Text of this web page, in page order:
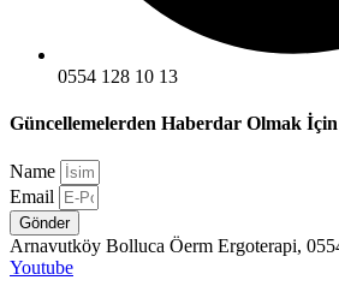
0554 128 10 13
Güncellemelerden Haberdar Olmak
Name
Email
Gönder
Arnavutköy Bolluca Öerm Ergoterapi,
Youtube